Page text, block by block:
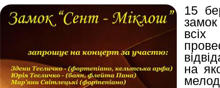
15
на